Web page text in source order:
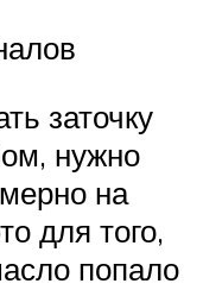
заточку
нужно
на
для того,
попало